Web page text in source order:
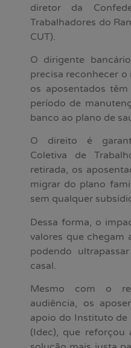
diretor da
Trabalhadores do
CUT).
O dirigente
precisa reconhecer
os aposentados
período de
banco ao plano de
O direito é
Coletiva de
retirada, os
migrar do plano
sem qualquer
Dessa forma, o
valores que chegam
podendo
casal.
Mesmo com o
audiência, os
apoio do Instituto de
(Idec), que reforçou